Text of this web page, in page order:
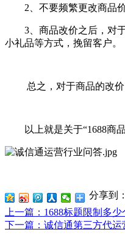
2、不要频繁更改商品价
3、商品改价之后，对于
小礼品等方式，挽留客户。
总之，对于商品的改价，
以上就是关于“1688商品
分享到：
上一篇 ：1688标题限制多
下一篇 ：诚信通第三方代